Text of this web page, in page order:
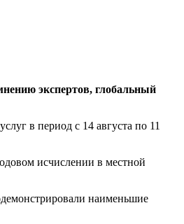
экспертов, глобальный
в период с 14 августа по 11
исчислении в местной
наименьшие